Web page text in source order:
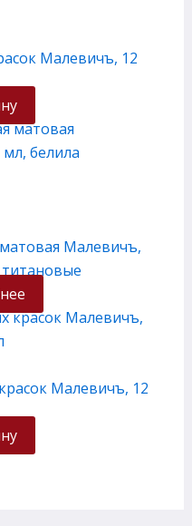
Малевичъ, 12
Малевичъ,
титановые
Малевичъ, 12